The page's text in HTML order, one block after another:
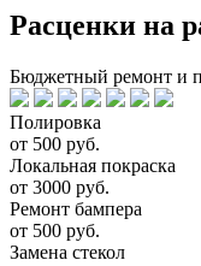
Расценки на
Бюджетный ремонт и
Полировка
от 500 руб.
Локальная покраска
от 3000 руб.
Ремонт бампера
от 500 руб.
Замена стекол